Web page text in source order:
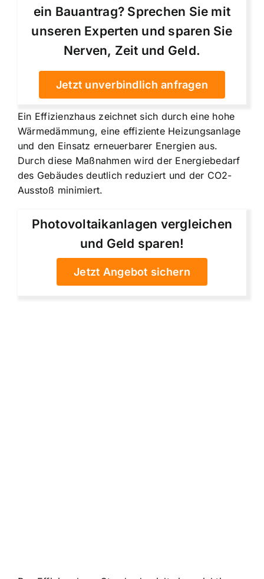
ein Bauantrag? Sprechen Sie mit
unseren Experten und sparen Sie
Nerven, Zeit und Geld.
Jetzt unverbindlich anfragen
Ein Effizienzhaus zeichnet sich durch eine hohe
Wärmedämmung, eine effiziente Heizungsanlage
und den Einsatz erneuerbarer Energien aus.
Durch diese Maßnahmen wird der Energiebedarf
des Gebäudes deutlich reduziert und der CO2-
Ausstoß minimiert.
Photovoltaikanlagen vergleichen
und Geld sparen!
Jetzt Angebot sichern